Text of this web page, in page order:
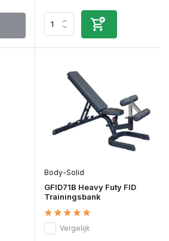
Body-Solid
GFID71B Heavy Futy FID
Trainingsbank
Vergelijk